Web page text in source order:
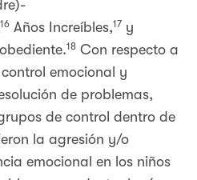
16 Años Increíbles,17 y
18 Con respecto a
emocional y
de problemas,
de control dentro de
la agresión y/o
emocional en los niños